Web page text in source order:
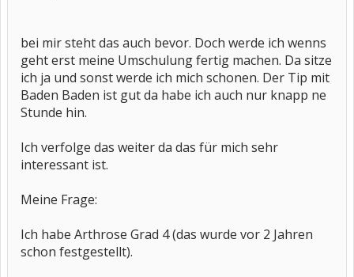
bei mir steht das auch bevor. Doch werde ich wenns
geht erst meine Umschulung fertig machen. Da sitze
ich ja und sonst werde ich mich schonen. Der Tip mit
Baden Baden ist gut da habe ich auch nur knapp ne
Stunde hin.
Ich verfolge das weiter da das für mich sehr
interessant ist.
Meine Frage:
Ich habe Arthrose Grad 4 (das wurde vor 2 Jahren
schon festgestellt).